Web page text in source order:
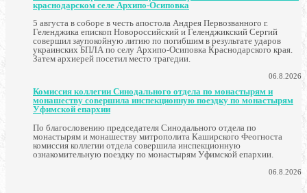
краснодарском селе Архипо-Осиповка
5 августа в соборе в честь апостола Андрея Первозванного г.
Геленджика епископ Новороссийский и Геленджикский Сергий
совершил заупокойную литию по погибшим в результате ударов
украинских БПЛА по селу Архипо-Осиповка Краснодарского края.
Затем архиерей посетил место трагедии.
06.8.2026
Комиссия коллегии Синодального отдела по монастырям и
монашеству совершила инспекционную поездку по монастырям
Уфимской епархии
По благословению председателя Синодального отдела по
монастырям и монашеству митрополита Каширского Феогноста
комиссия коллегии отдела совершила инспекционную
ознакомительную поездку по монастырям Уфимской епархии.
06.8.2026